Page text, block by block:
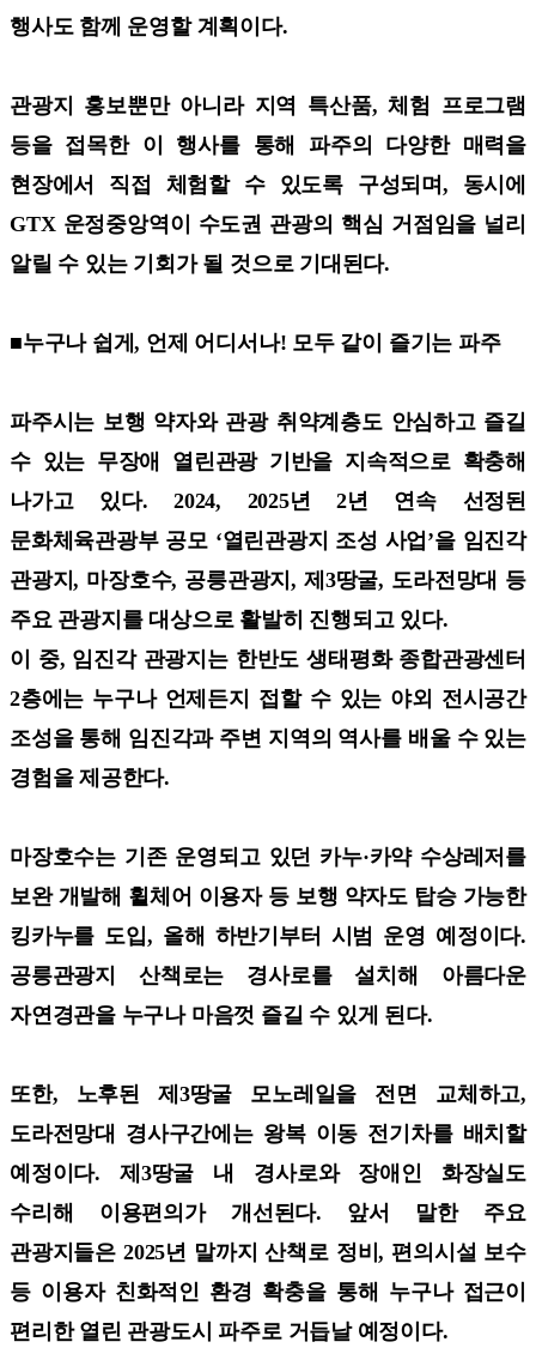
행사도 함께 운영할 계획이다.
관광지 홍보뿐만 아니라 지역 특산품, 체험 프로그램
등을 접목한 이 행사를 통해 파주의 다양한 매력을
현장에서 직접 체험할 수 있도록 구성되며, 동시에
GTX 운정중앙역이 수도권 관광의 핵심 거점임을 널리
알릴 수 있는 기회가 될 것으로 기대된다.
■누구나 쉽게, 언제 어디서나! 모두 같이 즐기는 파주
파주시는 보행 약자와 관광 취약계층도 안심하고 즐길
수 있는 무장애 열린관광 기반을 지속적으로 확충해
나가고 있다. 2024, 2025년 2년 연속 선정된
문화체육관광부 공모 ‘열린관광지 조성 사업’을 임진각
관광지, 마장호수, 공릉관광지, 제3땅굴, 도라전망대 등
주요 관광지를 대상으로 활발히 진행되고 있다.
이 중, 임진각 관광지는 한반도 생태평화 종합관광센터
2층에는 누구나 언제든지 접할 수 있는 야외 전시공간
조성을 통해 임진각과 주변 지역의 역사를 배울 수 있는
경험을 제공한다.
마장호수는 기존 운영되고 있던 카누·카약 수상레저를
보완 개발해 휠체어 이용자 등 보행 약자도 탑승 가능한
킹카누를 도입, 올해 하반기부터 시범 운영 예정이다.
공릉관광지 산책로는 경사로를 설치해 아름다운
자연경관을 누구나 마음껏 즐길 수 있게 된다.
또한, 노후된 제3땅굴 모노레일을 전면 교체하고,
도라전망대 경사구간에는 왕복 이동 전기차를 배치할
예정이다. 제3땅굴 내 경사로와 장애인 화장실도
수리해 이용편의가 개선된다. 앞서 말한 주요
관광지들은 2025년 말까지 산책로 정비, 편의시설 보수
등 이용자 친화적인 환경 확충을 통해 누구나 접근이
편리한 열린 관광도시 파주로 거듭날 예정이다.